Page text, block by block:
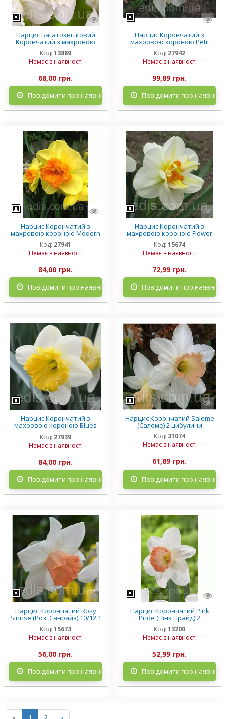
Нарцис Багатоквітковий
Корончатий з махровою
короною White Marvel (Уайт
Мервел) 12/14 1 цибулина
Код: 13889
Немає в наявності
68,00 грн.
Повідомити про наявність
Нарцис Корончатий з
махровою короною Petit
Four (Петіт Фо) 2 цибулини
Код: 27942
Немає в наявності
99,89 грн.
Повідомити про
Нарцис Корончатий з
махровою короною Modern
Art (Модерн Арт) 12/14 1
цибулина
Код: 27941
Немає в наявності
84,00 грн.
Повідомити про наявність
Нарцис Корончатий з
махровою короною Flower
Drift (Флауэ Дріфт) 2
цибулини
Код: 15674
Немає в наявності
72,99 грн.
Повідомити про
Нарцис Корончатий з
махровою короною Blues
(Блюз) 10/12 1 цибулина
Код: 27939
Немає в наявності
84,00 грн.
Повідомити про наявність
Нарцис Корончатий Salome
(Саломе) 2 цибулини
Код: 31074
Немає в наявності
61,89 грн.
Повідомити про
Нарцис Корончатий Rosy
Sinrise (Розі Санрайз) 10/12 1
цибулина
Код: 15673
Немає в наявності
56,00 грн.
Повідомити про наявність
Нарцис Корончатий Pink
Pride (Пінк Прайд) 2
цибулини
Код: 13200
Немає в наявності
52,99 грн.
Повідомити про